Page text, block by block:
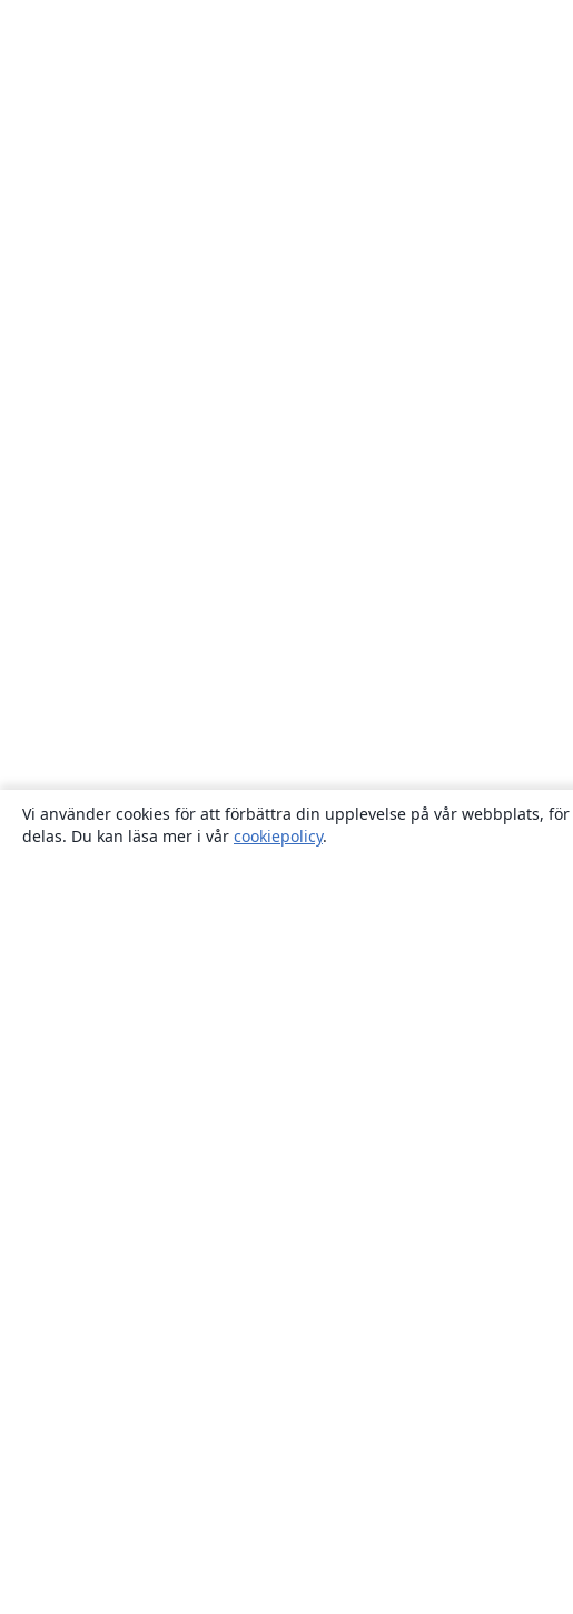
Vi använder cookies för att förbättra din upplevelse på vår webbplats,
delas. Du kan läsa mer i vår cookiepolicy.